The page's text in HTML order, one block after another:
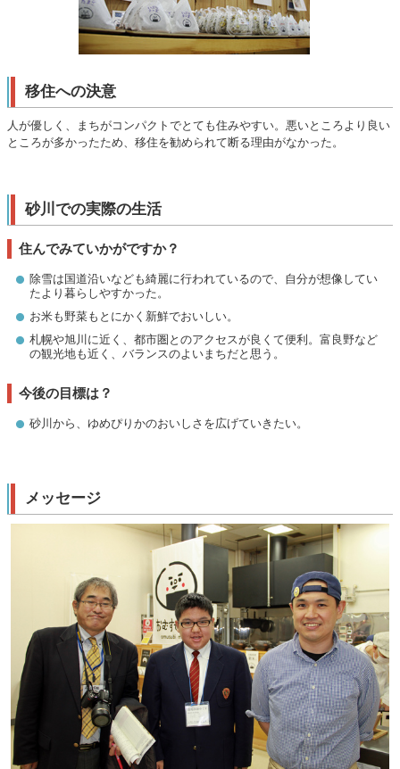
移住への決意
人が優しく、まちがコンパクトでとても住みやすい。悪いところより良い
ところが多かったため、移住を勧められて断る理由がなかった。
砂川での実際の生活
住んでみていかがですか？
除雪は国道沿いなども綺麗に行われているので、自分が想像してい
たより暮らしやすかった。
お米も野菜もとにかく新鮮でおいしい。
札幌や旭川に近く、都市圏とのアクセスが良くて便利。富良野など
の観光地も近く、バランスのよいまちだと思う。
今後の目標は？
砂川から、ゆめぴりかのおいしさを広げていきたい。
メッセージ